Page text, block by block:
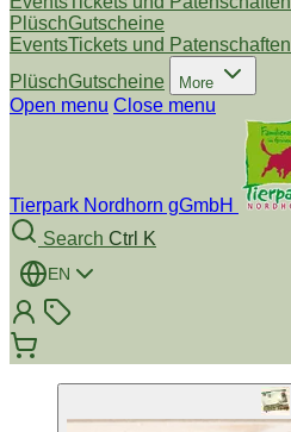
PlüschGutscheine
EventsTickets und Patenschaften
PlüschGutscheine More
Open menu Close menu
Tierpark Nordhorn gGmbH
Search Ctrl K
EN